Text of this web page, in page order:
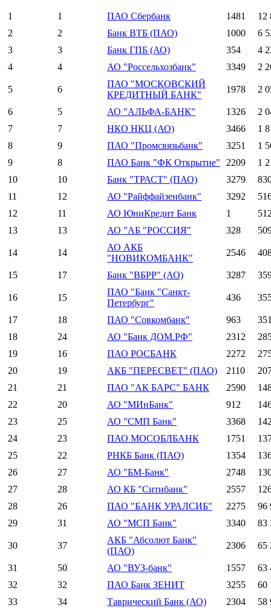
1 1 ПАО Сбербанк 1481
12
2
2 Банк ВТБ (ПАО) 1000
6
3
3 Банк ГПБ (АО) 354
4
4
4 АО "Россельхозбанк" 3349 2
5 6
ПАО "МОСКОВСКИЙ
КРЕДИТНЫЙ БАНК"
1978 2
6 5 АО "АЛЬФА-БАНК" 1326
2
7
7 НКО НКЦ (АО) 3466
1
8
9 ПАО "Промсвязьбанк" 3251
1
9
8 ПАО Банк "ФК Открытие" 2209
1
10
10 Банк "ТРАСТ" (ПАО) 3279
11
12 АО "Райффайзенбанк" 3292
12
11 АО ЮниКредит Банк 1
13
13 АО "АБ "РОССИЯ" 328
14 14
АО АКБ
"НОВИКОМБАНК"
2546
15 17 Банк "ВБРР" (АО) 3287
16 15
ПАО "Банк "Санкт-
Петербург"
436
17 18 ПАО "Совкомбанк" 963
18
24 АО "Банк ДОМ.РФ" 2312
19
16 ПАО РОСБАНК 2272
20
19 АКБ "ПЕРЕСВЕТ" (ПАО) 2110
21
21 ПАО "АК БАРС" БАНК 2590
22
20 АО "МИнБанк" 912
23
25 АО "СМП Банк" 3368
24
23 ПАО МОСОБЛБАНК 1751
25
22 РНКБ Банк (ПАО) 1354
26
27 АО "БМ-Банк" 2748
27
28 АО КБ "Ситибанк" 2557
28
26 ПАО "БАНК УРАЛСИБ" 2275
96
29
31 АО "МСП Банк" 3340 83
30 37
АКБ "Абсолют Банк"
(ПАО)
2306 65
31 50 АО "ВУЗ-банк" 1557
63
32
32 ПАО Банк ЗЕНИТ 3255
60
33
34 Таврический Банк (АО) 2304
58